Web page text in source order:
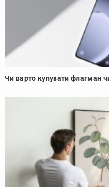
Чи варто купувати флагман